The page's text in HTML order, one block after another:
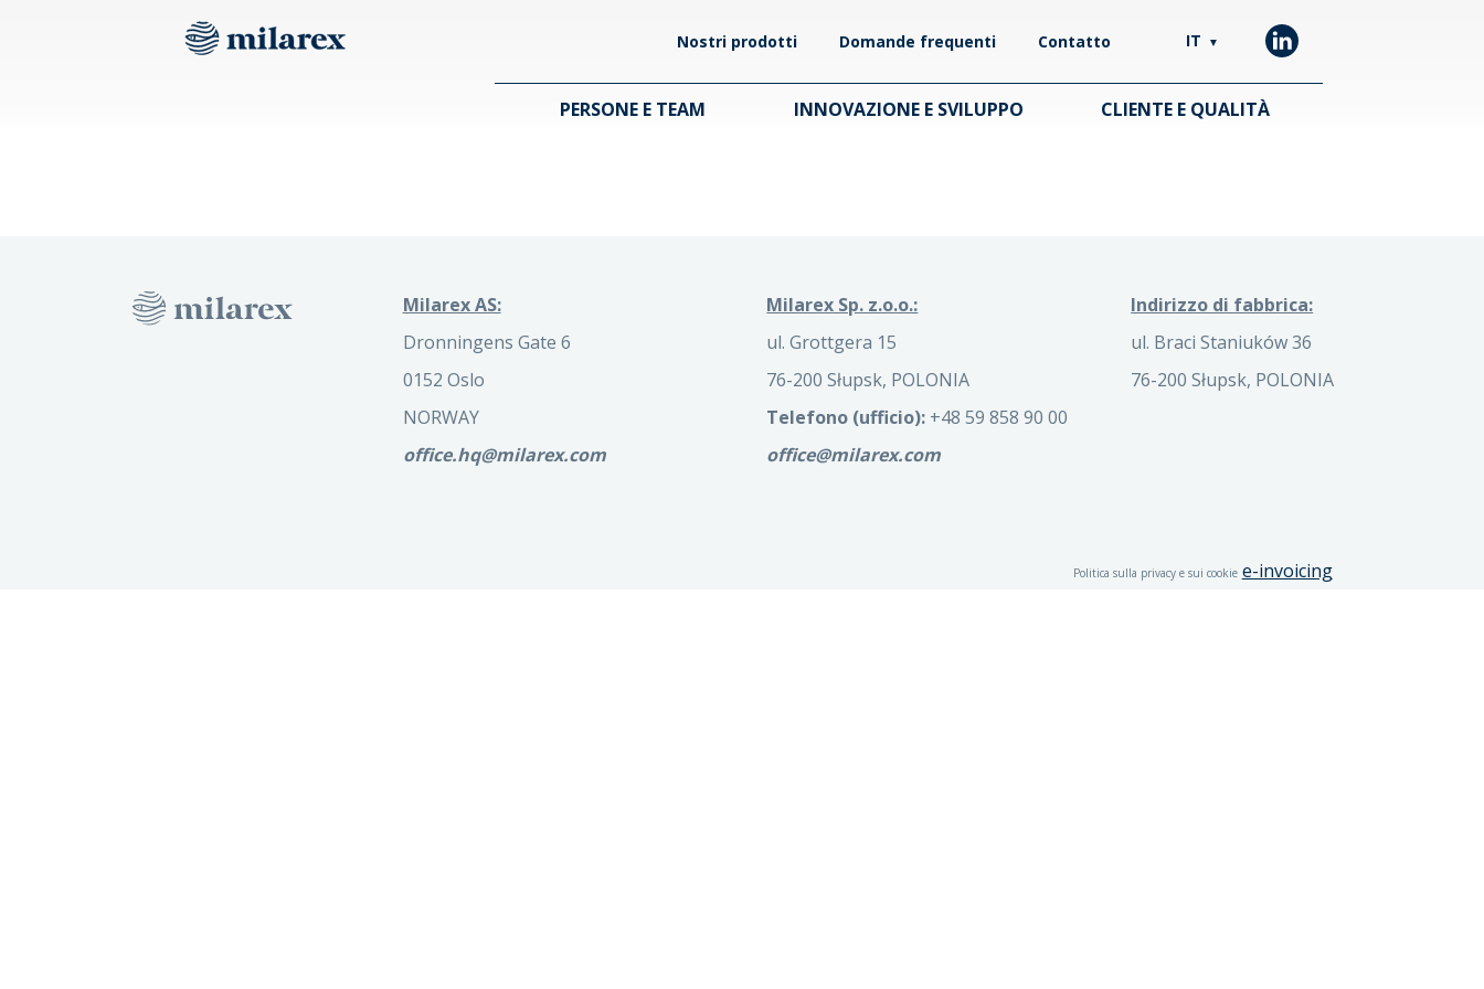
Nostri prodotti Domande frequenti Contatto IT ▼
PERSONE E TEAM INNOVAZIONE E SVILUPPO CLIENTE E QUALITÀ
Milarex AS:
Dronningens Gate 6
0152 Oslo
NORWAY
office.hq@milarex.com
Milarex Sp. z.o.o.:
ul. Grottgera 15
76-200 Słupsk, POLONIA
Telefono (ufficio): +48 59 858 90 00
office@milarex.com
Indirizzo di fabbrica:
ul. Braci Staniuków 36
76-200 Słupsk, POLONIA
Politica sulla privacy e sui cookie e-invoicing